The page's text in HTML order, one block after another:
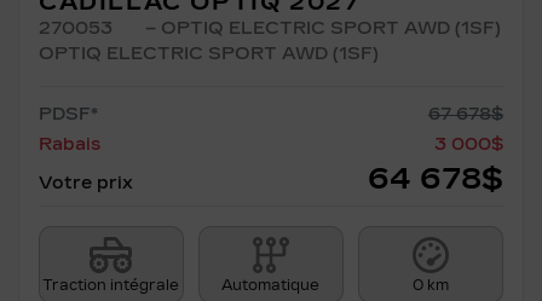
270053
– OPTIQ ELECTRIC SPORT AWD (1SF)
OPTIQ ELECTRIC SPORT AWD (1SF)
PDSF* 67 678$
Rabais
3 000$
Votre prix
64 678$
Traction intégrale Automatique 0 km